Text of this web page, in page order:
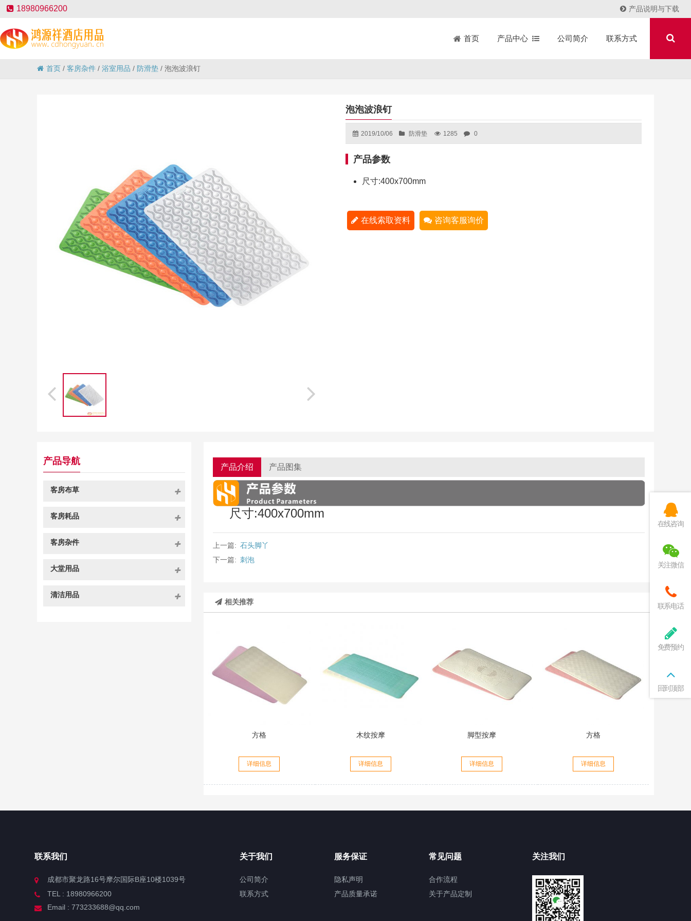
18980966200 产品说明与下载
首页 产品中心 公司简介 联系方式
首页 / 客房杂件 / 浴室用品 / 防滑垫 / 泡泡波浪钉
泡泡波浪钉
2019/10/06 防滑垫 1285 0
产品参数
尺寸:400x700mm
在线索取资料 咨询客服询价
产品介绍 产品图集
尺寸:400x700mm
上一篇: 石头脚丫
下一篇: 刺泡
相关推荐
方格
详细信息
木纹按摩
详细信息
脚型按摩
详细信息
方格
详细信息
产品导航
客房布草
客房耗品
客房杂件
大堂用品
清洁用品
联系我们
成都市聚龙路16号摩尔国际B座10楼1039号
TEL : 18980966200
Email : 773233688@qq.com
关于我们
公司简介
联系方式
服务保证
隐私声明
产品质量承诺
常见问题
合作流程
关于产品定制
关注我们
在线咨询
关注微信
联系电话
免费预约
回到顶部